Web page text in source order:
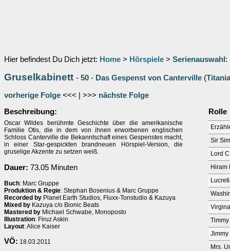
Hier befindest Du Dich jetzt: Home > Hörspiele > Serienauswahl :
Gruselkabinett - 50 - Das Gespenst von Canterville (
vorherige Folge <<< | >>> nächste Folge
Beschreibung:
Oscar Wildes berühmte Geschichte über die amerikanische
Familie Otis, die in dem von ihnen erworbenen englischen
Schloss Canterville die Bekanntschaft eines Gespenstes macht,
in einer Star-gespickten brandneuen Hörspiel-Version, die
gruselige Akzente zu setzen weiß.
Dauer: 73.05 Minuten
Buch: Marc Gruppe
Produktion & Regie: Stephan Bosenius & Marc Gruppe
Recorded by Planet Earth Studios, Fluxx-Tonstudio & Kazuya
Mixed by Kazuya c/o Bionic Beats
Mastered by Michael Schwabe, Monoposto
Illustration: Firuz Askin
Layout: Alice Kaiser
VÖ: 18.03.2011
Rolle
Sir
Lord
Hiram
Jimmy
Mrs.